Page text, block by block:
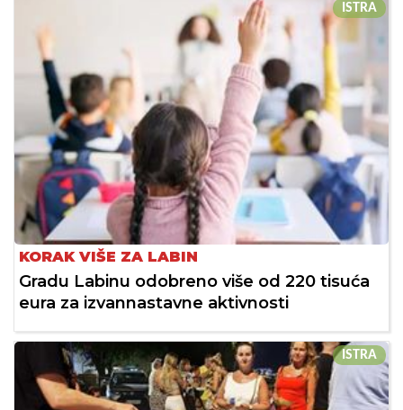
ISTRA
KORAK VIŠE ZA LABIN
Gradu Labinu odobreno više od 220 tisuća
eura za izvannastavne aktivnosti
ISTRA